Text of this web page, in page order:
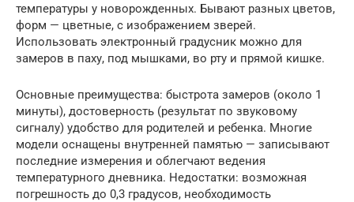
температуры у новорожденных. Бывают разных цветов,
форм — цветные, с изображением зверей.
Использовать электронный градусник можно для
замеров в паху, под мышками, во рту и прямой кишке.
Основные преимущества: быстрота замеров (около 1
минуты), достоверность (результат по звуковому
сигналу) удобство для родителей и ребенка. Многие
модели оснащены внутренней памятью — записывают
последние измерения и облегчают ведения
температурного дневника. Недостатки: возможная
погрешность до 0,3 градусов, необходимость